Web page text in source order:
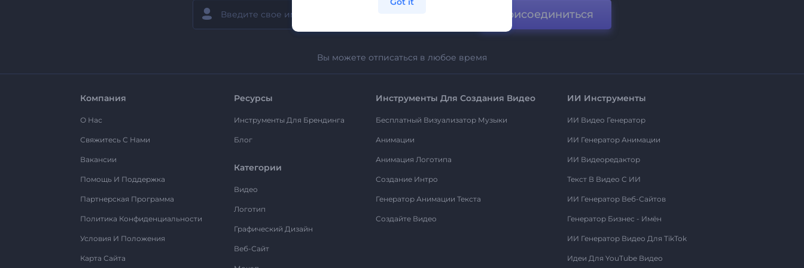
Присоединиться
Вы можете отписаться в любое время
Компания
О Нас
Свяжитесь С Нами
Вакансии
Помощь И Поддержка
Партнерская Программа
Политика Конфиденциальности
Условия И Положения
Карта Сайта
Ресурсы
Инструменты Для Брендинга
Блог
Категории
Видео
Логотип
Графический Дизайн
Веб-Сайт
Инструменты Для Создания Видео
Бесплатный Визуализатор Музыки
Анимации
Анимация Логотипа
Создание Интро
Генератор Анимации Текста
Создайте Видео
ИИ Инструменты
ИИ Видео Генератор
ИИ Генератор Анимации
ИИ Видеоредактор
Текст В Видео С ИИ
ИИ Генератор Веб-Сайтов
Генератор Бизнес - Имён
ИИ Генератор Видео Для TikTok
Идеи Для YouTube Видео